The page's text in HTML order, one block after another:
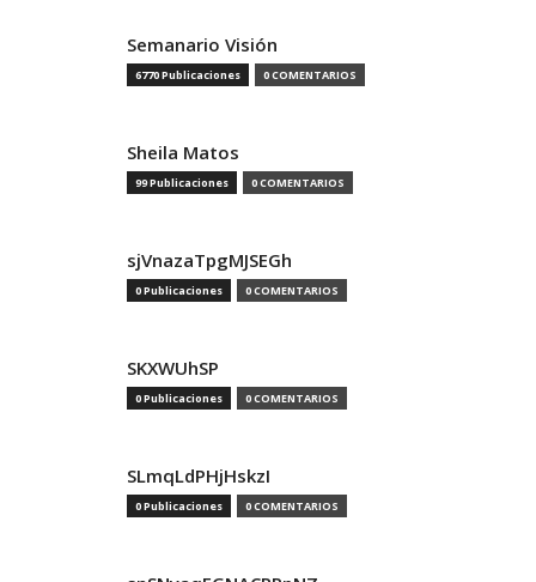
Semanario Visión
6770 Publicaciones 0 COMENTARIOS
Sheila Matos
99 Publicaciones 0 COMENTARIOS
sjVnazaTpgMJSEGh
0 Publicaciones 0 COMENTARIOS
SKXWUhSP
0 Publicaciones 0 COMENTARIOS
SLmqLdPHjHskzI
0 Publicaciones 0 COMENTARIOS